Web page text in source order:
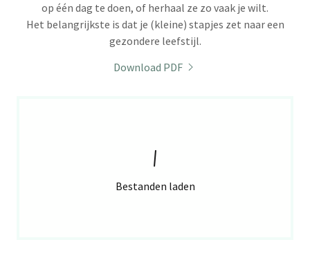
op één dag te doen, of herhaal ze zo vaak je wilt.
Het belangrijkste is dat je (kleine) stapjes zet naar een
gezondere leefstijl.
Download PDF
Bestanden laden